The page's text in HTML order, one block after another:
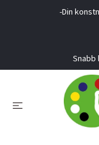
-Din
Snabb